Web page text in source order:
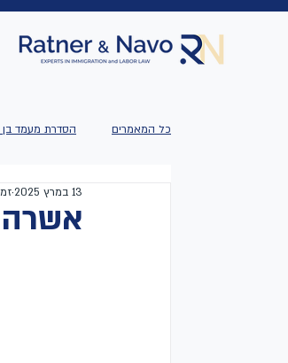
כל המאמרים הסדרת מעמד בן
אשרה
13 במרץ 2025